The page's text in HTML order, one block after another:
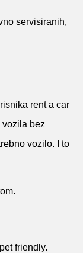
servisiranih,
rent a car
bez
vozilo. I to
friendly.